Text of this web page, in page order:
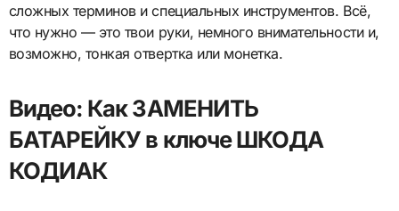
сложных терминов и специальных инструментов. Всё,
что нужно — это твои руки, немного внимательности и,
возможно, тонкая отвертка или монетка.
Видео: Как ЗАМЕНИТЬ
БАТАРЕЙКУ в ключе ШКОДА
КОДИАК